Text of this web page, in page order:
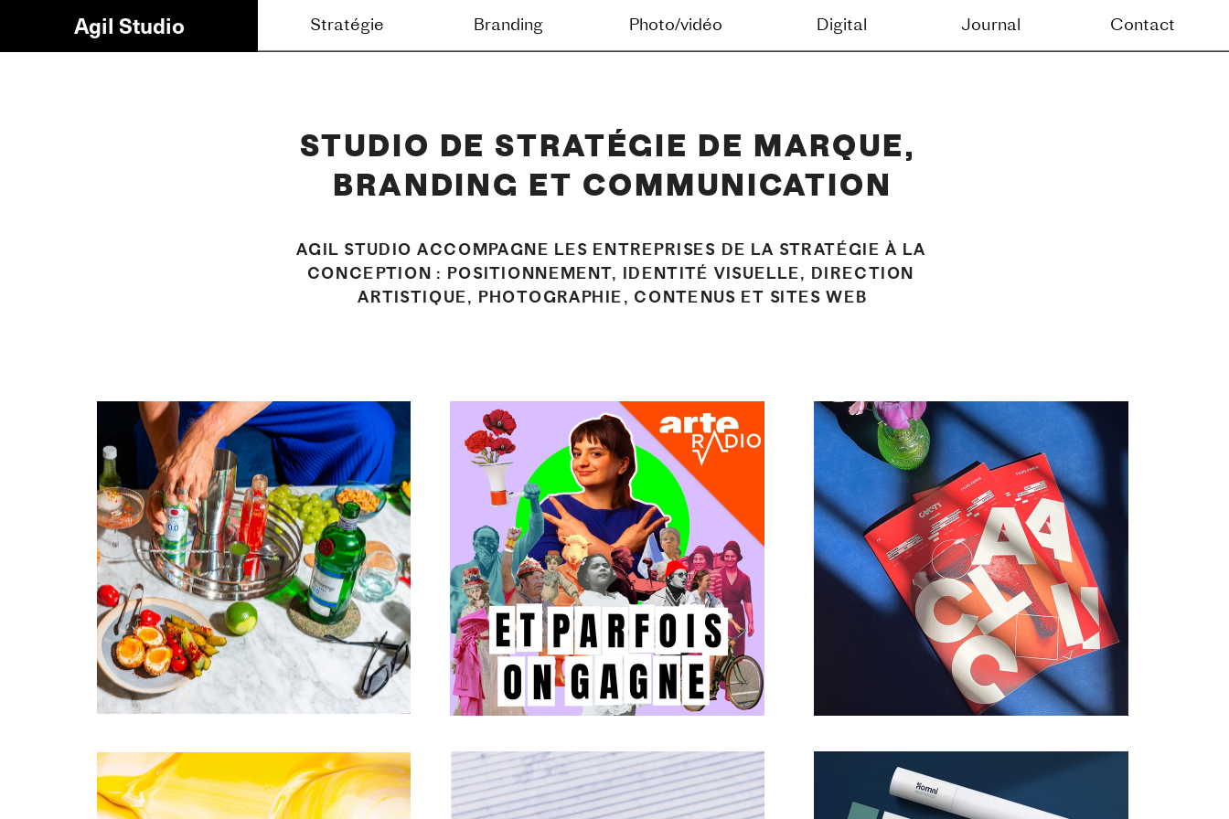
Contact
Digital
Photo/vidéo
Branding
Agil Studio
STUDIO DE STRATÉGIE DE MARQUE,
BRANDING ET COMMUNICATION
AGIL STUDIO ACCOMPAGNE LES ENTREPRISES DE LA STRATÉGIE À LA
CONCEPTION : POSITIONNEMENT, IDENTITÉ VISUELLE, DIRECTION
ARTISTIQUE, PHOTOGRAPHIE, CONTENUS ET SITES WEB